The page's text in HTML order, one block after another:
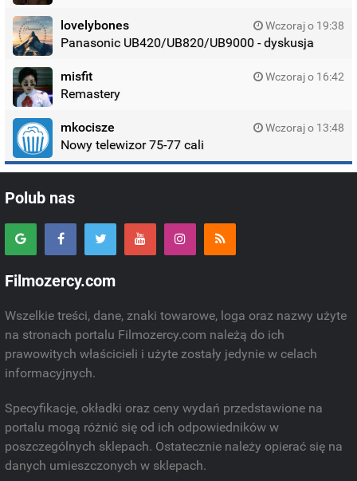
lovelybones Wczoraj o 19:38
Panasonic UB420/UB820/UB9000 - dyskusja
misfit Wczoraj o 16:42
Remastery
mkocisze Wczoraj o 13:48
Nowy telewizor 75-77 cali
Polub nas
Filmozercy.com
Wszelkie treści, dane, znaki towarowe, loga oraz nazwy użyte
na stronach portalu Filmozercy.com należą do ich
prawowitych właścicieli i użyte zostały jedynie w celach
informacyjnych.
Specyfikacje, okładki oraz ceny wydań przedstawione na
portalu mogą różnić się od ich odpowiedników w
poszczególnych sklepach. Ostatecznie należy opierać się na
danych umieszczonych w sklepach.